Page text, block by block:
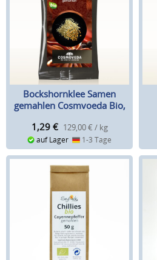
Bockshornklee Samen
gemahlen Cosmvoeda Bio,
1,29 € 129,00 € / kg
auf Lager 1-3 Tage